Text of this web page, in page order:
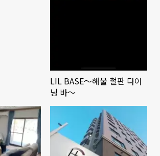
LIL BASE～해물 철판 다이
닝 바～